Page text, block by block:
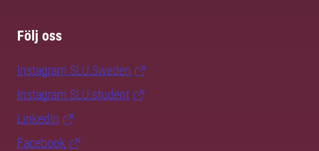
Följ oss
Instagram SLU.Sweden
Instagram SLU.student
LinkedIn
Facebook